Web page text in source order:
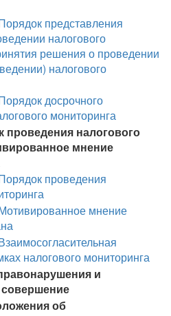
представления
налогового
решения о проведении
налогового
досрочного
мониторинга
проведения налогового
мнение
проведения
мнение
налогового мониторинга
и
совершение
об